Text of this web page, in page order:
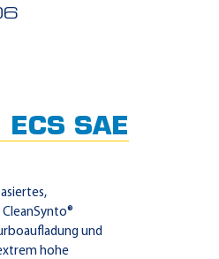
SAE
und
hohe